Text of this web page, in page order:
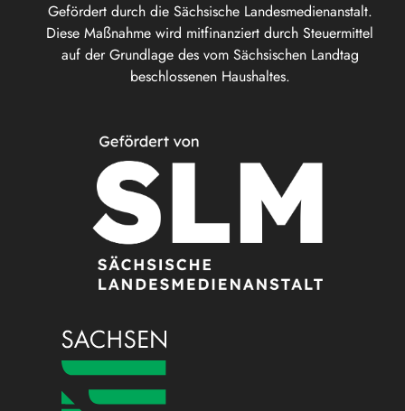
Gefördert durch die Sächsische Landesmedienanstalt.
Diese Maßnahme wird mitfinanziert durch Steuermittel
auf der Grundlage des vom Sächsischen Landtag
beschlossenen Haushaltes.